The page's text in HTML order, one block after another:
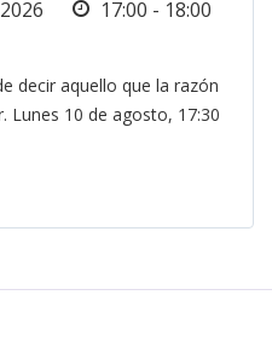
17:00 - 18:00
decir aquello que la razón
Lunes 10 de agosto, 17:30